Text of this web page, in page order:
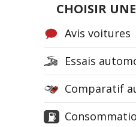
CHOISIR
Avis voitures
Essais
Comparatif